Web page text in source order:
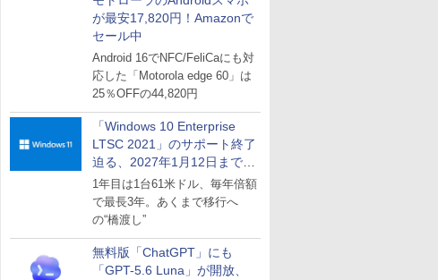
が最安17,820円！Amazonで
セール中
Android 16でNFC/FeliCaにも対
応した「Motorola edge 60」は
25％OFFの44,820円
「Windows 10 Enterprise
LTSC 2021」のサポート終了
迫る、2027年1月12日まで
～ESUは9月1日から販売
1年目は1台61米ドル、毎年倍額
で最長3年。あくまで移行へ
の“橋渡し”
無料版「ChatGPT」にも
「GPT-5.6 Luna」が開放、